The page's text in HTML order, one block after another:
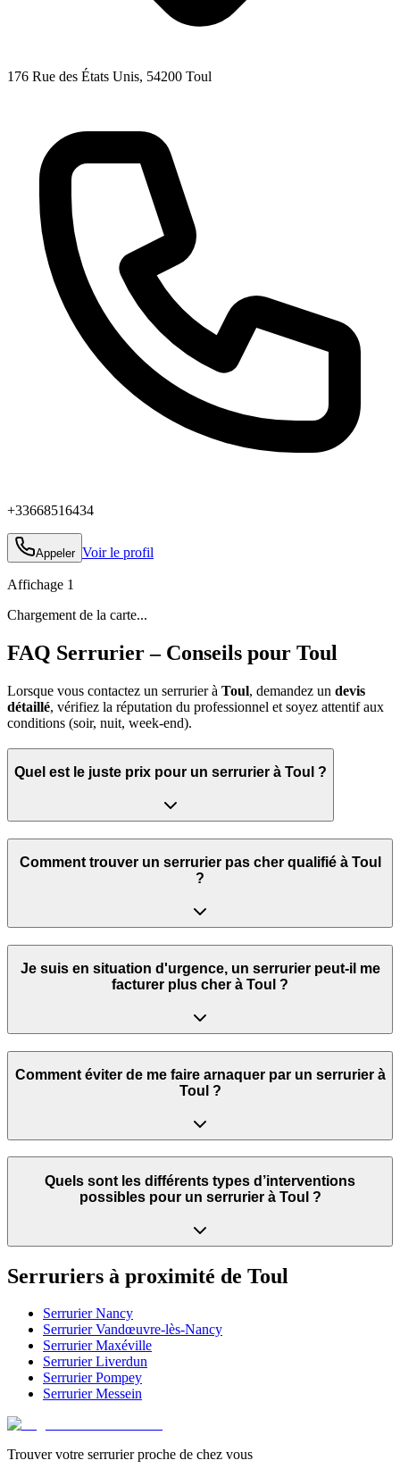
176 Rue des États Unis, 54200 Toul
+33668516434
Appeler Voir le profil
Affichage 1
Chargement de la carte...
FAQ Serrurier – Conseils pour Toul
Lorsque vous contactez un serrurier à Toul, demandez un devis
détaillé, vérifiez la réputation du professionnel et soyez attentif aux
conditions (soir, nuit, week‑end).
Quel est le juste prix pour un serrurier à Toul ?
Comment trouver un serrurier pas cher qualifié à Toul
?
Je suis en situation d'urgence, un serrurier peut‑il me
facturer plus cher à Toul ?
Comment éviter de me faire arnaquer par un serrurier à
Toul ?
Quels sont les différents types d’interventions
possibles pour un serrurier à Toul ?
Serruriers à proximité de Toul
SerrurierNancy
SerrurierVandœuvre-lès-Nancy
SerrurierMaxéville
SerrurierLiverdun
SerrurierPompey
SerrurierMessein
Trouver votre serrurier proche de chez vous